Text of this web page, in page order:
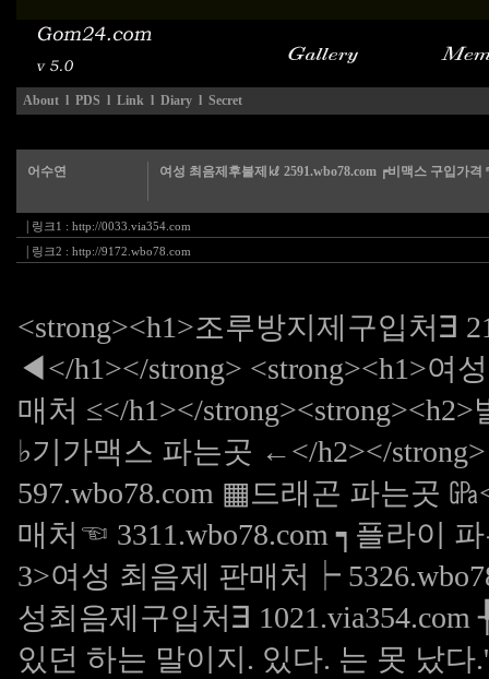
About l PDS l Link l Diary l Secret
어수연 여성 최음제후불제㎘ 2591.wbo78.com ┍비맥스 구입가격
링크1 : http://0033.via354.com
링크2 : http://9172.wbo78.com
<strong><h1>조루방지제구입처∃
◀</h1></strong> <strong><h1>여
매처 ≤</h1></
♭기가맥스 파는곳 ←</h2></
597.wbo78.com ▦드래곤 파는곳
매처☜ 3311.wbo78.com ┑플라이
3>여성 최음제 판매처┝
성최음제구입처∃
있던 하는 말이지. 있다. 는 못 났